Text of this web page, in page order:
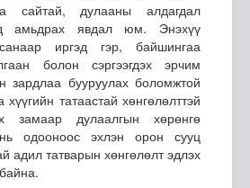
сайтай, дулааны алдагдал
амьдрах явдал юм. Энэхүү
иргэд гэр, байшингаа
болон сэргээгдэх эрчим
зардлаа бууруулах боломжтой
татаастай хөнгөлөлттэй
замаар дулаалгын хөрөнгө
одооноос эхлэн орон сууц
адил татварын хөнгөлөлт эдлэх